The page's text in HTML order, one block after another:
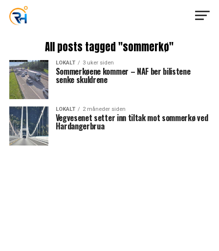
All posts tagged "sommerkø"
LOKALT 3 uker siden
Sommerkøene kommer – NAF ber bilistene
senke skuldrene
LOKALT 2 måneder siden
Vegvesenet setter inn tiltak mot sommerkø ved
Hardangerbrua